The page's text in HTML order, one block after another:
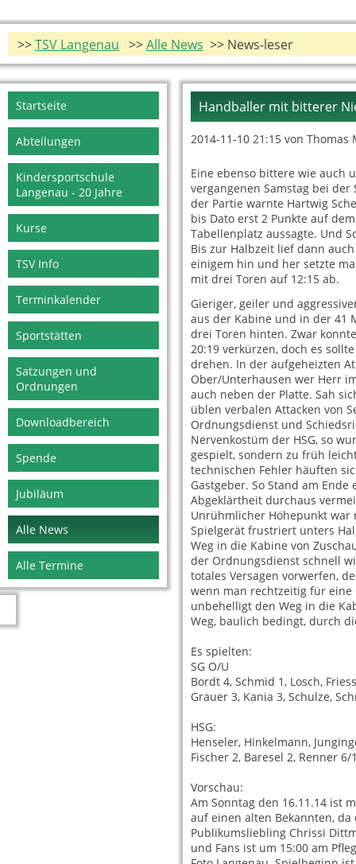
>>TSV Langenau >>Alle News >> News-leser
Handballer mit bitterer
2014-11-10 21:15 von Thomas
Eine ebenso bittere wie auch
vergangenen Samstag bei
der Partie warnte Hartwig
bis Dato erst 2 Punkte auf
Tabellenplatz aussagte. Und
Bis zur Halbzeit lief dann
einigem hin und her setzte
mit drei Toren auf 12:15 ab.
Gieriger, geiler und
aus der Kabine und in der 41
drei Toren hinten. Zwar
20:19 verkürzen, doch es
drehen. In der aufgeheizten
Ober/Unterhausen wer Herr
auch neben der Platte. Sah
üblen verbalen Attacken von
Ordnungsdienst und
Nervenkostüm der HSG, so
gespielt, sondern zu früh
technischen Fehler häuften
Gastgeber. So Stand am
Abgeklärtheit durchaus
Unrühmlicher Höhepunkt war
Spielgerät frustriert unters
Weg in die Kabine von
der Ordnungsdienst schnell
totales Versagen vorwerfen,
wenn man rechtzeitig für eine
unbehelligt den Weg in die
Weg, baulich bedingt, durch
Es spielten:
SG O/U
Bordt 4, Schmid 1, Losch,
Grauer 3, Kania 3, Schulze,
HSG:
Henseler, Hinkelmann,
Fischer 2, Baresel 2, Renner
Vorschau:
Am Sonntag den 16.11.14 ist
auf einen alten Bekannten, da
Publikumsliebling Chrissi
und Fans ist um 15:00 am
Navigation
überspringen
Startseite
Abteilungen
Kindersportschule
Langenau - 20 Jahre
Kurse
TSV Info
Terminkalender
Sportstätten
Satzungen und
Ordnungen
Downloadbereich
Spende
Jubiläum
Alle News
Alle Termine